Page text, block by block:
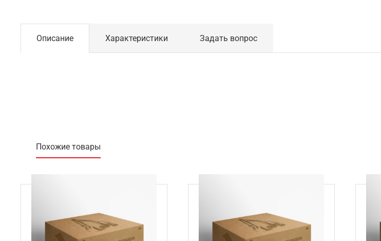
Описание Характеристики Задать вопрос
Похожие товары